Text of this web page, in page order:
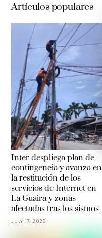
Artículos populares
Inter despliega plan de
contingencia y avanza en
la restitución de los
servicios de Internet en
La Guaira y zonas
afectadas tras los sismos
JULY 17, 2026